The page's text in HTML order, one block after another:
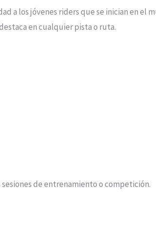
a los jóvenes riders que se inician en el
en cualquier pista o ruta.
de entrenamiento o competición.